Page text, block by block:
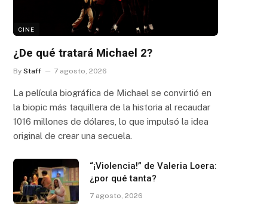
CINE
¿De qué tratará Michael 2?
By Staff 7 agosto, 2026
La película biográfica de Michael se convirtió en
la biopic más taquillera de la historia al recaudar
1016 millones de dólares, lo que impulsó la idea
original de crear una secuela.
“¡Violencia!” de Valeria Loera:
¿por qué tanta?
7 agosto, 2026